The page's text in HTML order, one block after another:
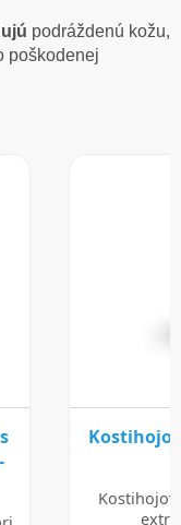
podráždenú kožu,
poškodenej